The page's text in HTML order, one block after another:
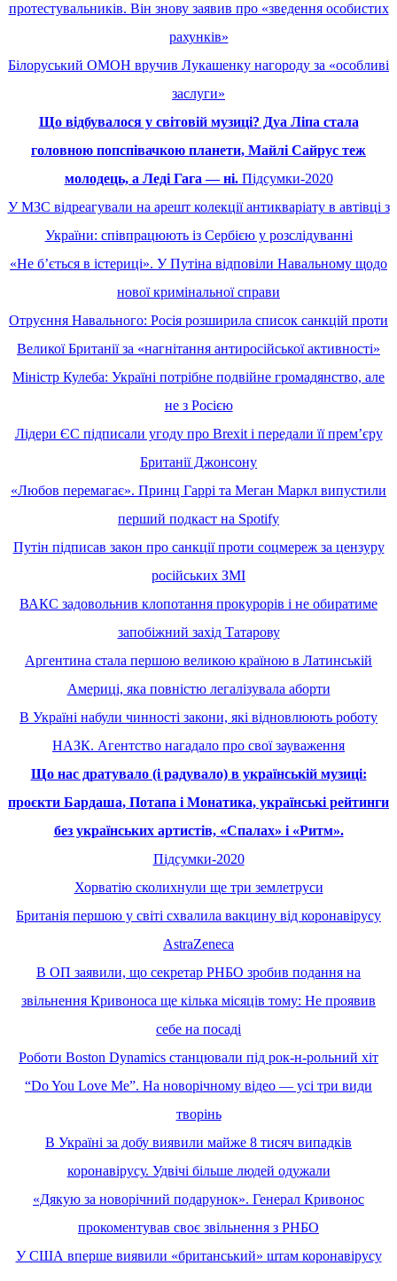
протестувальників. Він знову заявив про «зведення особистих
рахунків»
Білоруський ОМОН вручив Лукашенку нагороду за «особливі
заслуги»
Що відбувалося у світовій музиці? Дуа Ліпа стала
головною попспівачкою планети, Майлі Сайрус теж
молодець, а Леді Гага — ні.Підсумки-2020
У МЗС відреагували на арешт колекції антикваріату в автівці з
України: співпрацюють із Сербією у розслідуванні
«Не бʼється в істериці». У Путіна відповіли Навальному щодо
нової кримінальної справи
Отруєння Навального: Росія розширила список санкцій проти
Великої Британії за «нагнітання антиросійської активності»
Міністр Кулеба: Україні потрібне подвійне громадянство, але
не з Росією
Лідери ЄС підписали угоду про Brexit і передали її премʼєру
Британії Джонсону
«Любов перемагає». Принц Гаррі та Меган Маркл випустили
перший подкаст на Spotify
Путін підписав закон про санкції проти соцмереж за цензуру
російських ЗМІ
ВАКС задовольнив клопотання прокурорів і не обиратиме
запобіжний захід Татарову
Аргентина стала першою великою країною в Латинській
Америці, яка повністю легалізувала аборти
В Україні набули чинності закони, які відновлюють роботу
НАЗК. Агентство нагадало про свої зауваження
Що нас дратувало (і радувало) в українській музиці:
проєкти Бардаша, Потапа і Монатика, українські рейтинги
без українських артистів, «Спалах» і «Ритм».
Підсумки-2020
Хорватію сколихнули ще три землетруси
Британія першою у світі схвалила вакцину від коронавірусу
AstraZeneca
В ОП заявили, що секретар РНБО зробив подання на
звільнення Кривоноса ще кілька місяців тому: Не проявив
себе на посаді
Роботи Boston Dynamics станцювали під рок-н-рольний хіт
“Do You Love Me”. На новорічному відео — усі три види
творінь
В Україні за добу виявили майже 8 тисяч випадків
коронавірусу. Удвічі більше людей одужали
«Дякую за новорічний подарунок». Генерал Кривонос
прокоментував своє звільнення з РНБО
У США вперше виявили «британський» штам коронавірусу